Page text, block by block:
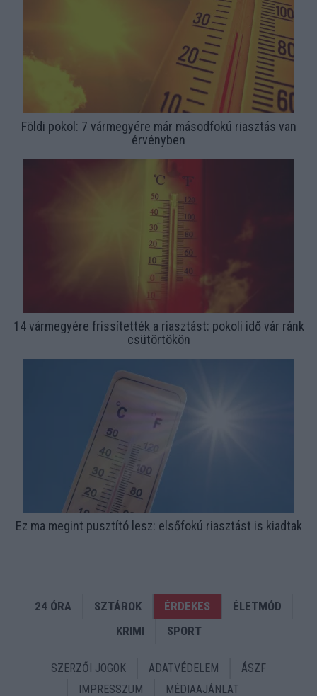
Földi pokol: 7 vármegyére már másodfokú riasztás van
érvényben
14 vármegyére frissítették a riasztást: pokoli idő vár ránk
csütörtökön
Ez ma megint pusztító lesz: elsőfokú riasztást is kiadtak
24 ÓRA SZTÁROK ÉRDEKES
ÉLETMÓD
KRIMI
SPORT
SZERZŐI JOGOK ADATVÉDELEM
ÁSZF
IMPRESSZUM
MÉDIAAJÁNLAT